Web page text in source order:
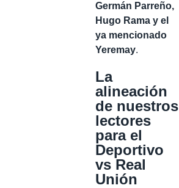
Germán Parreño,
Hugo Rama y el
ya mencionado
Yeremay.
La
alineación
de nuestros
lectores
para el
Deportivo
vs Real
Unión